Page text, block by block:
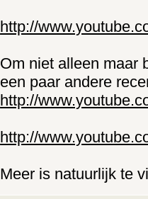
http://
Om niet alleen maar
een paar andere
http://
http://
Meer is natuurlijk te